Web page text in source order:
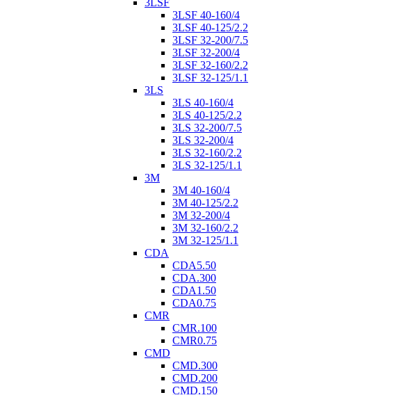
3LSF 40-160/4
3LSF 40-125/2.2
3LSF 32-200/7.5
3LSF 32-200/4
3LSF 32-160/2.2
3LSF 32-125/1.1
3LS
3LS 40-160/4
3LS 40-125/2.2
3LS 32-200/7.5
3LS 32-200/4
3LS 32-160/2.2
3LS 32-125/1.1
3M
3M 40-160/4
3M 40-125/2.2
3M 32-200/4
3M 32-160/2.2
3M 32-125/1.1
CDA
CDA5.50
CDA.300
CDA1.50
CDA0.75
CMR
CMR.100
CMR0.75
CMD
CMD.300
CMD.200
CMD.150